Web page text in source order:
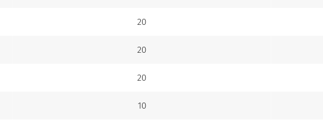
20
20
20
10